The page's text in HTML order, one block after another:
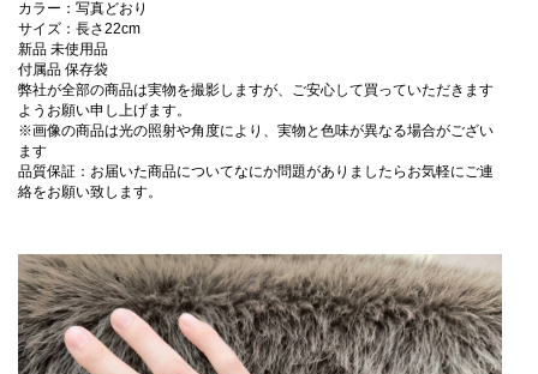
カラー：写真どおり
サイズ：長さ22cm
新品 未使用品
付属品 保存袋
弊社が全部の商品は実物を撮影しますが、ご安心して買っていただきます
ようお願い申し上げます。
※画像の商品は光の照射や角度により、実物と色味が異なる場合がござい
ます
品質保証：お届いた商品についてなにか問題がありましたらお気軽にご連
絡をお願い致します。